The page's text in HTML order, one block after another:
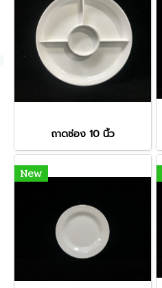
ถาดช่อง 10 นิ้ว
New